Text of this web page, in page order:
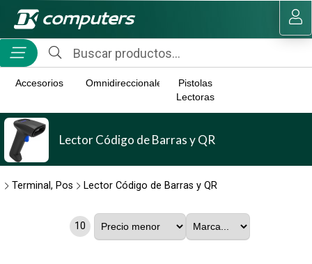
MI COMPRA
Accesorios Omnidireccionales
Pistolas
Lectoras
Lector Código de Barras y QR
Terminal, Pos Lector Código de Barras y QR
10